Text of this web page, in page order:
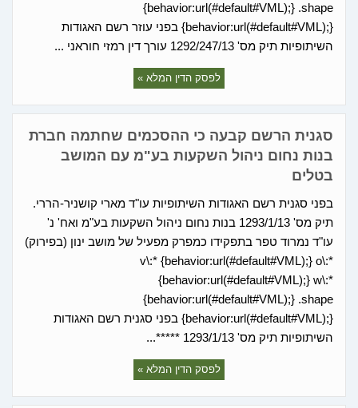
{behavior:url(#default#VML);} .shape
{behavior:url(#default#VML);} בפני עוזר רשם האגודות
השיתופיות תיק מס' 1292/247/13 עורך דין רמזי חוראני ...
לפסק הדין המלא »
סגנית הרשם קבעה כי ההסכמים שחתמה חברת
בנות נחום ניהול השקעות בע"מ עם המושב
בטלים
בפני סגנית רשם האגודות השיתופיות עו"ד מארי קושניר-הררי.
תיק מס' 1293/1/13 בנות נחום ניהול השקעות בע"מ ואח' נ'
עו"ד נמרוד טפר בתפקידו כמפרק מפעיל של מושב ינון (בפירוק)
v\:* {behavior:url(#default#VML);} o\:*
{behavior:url(#default#VML);} w\:*
{behavior:url(#default#VML);} .shape
{behavior:url(#default#VML);} בפני סגנית רשם האגודות
השיתופיות תיק מס' 1293/1/13 *****...
לפסק הדין המלא »